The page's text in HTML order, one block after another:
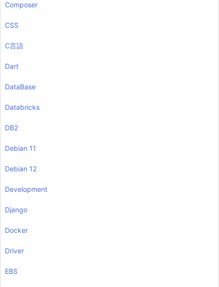
Composer
CSS
C言語
Dart
DataBase
Databricks
DB2
Debian 11
Debian 12
Development
Django
Docker
Driver
EBS